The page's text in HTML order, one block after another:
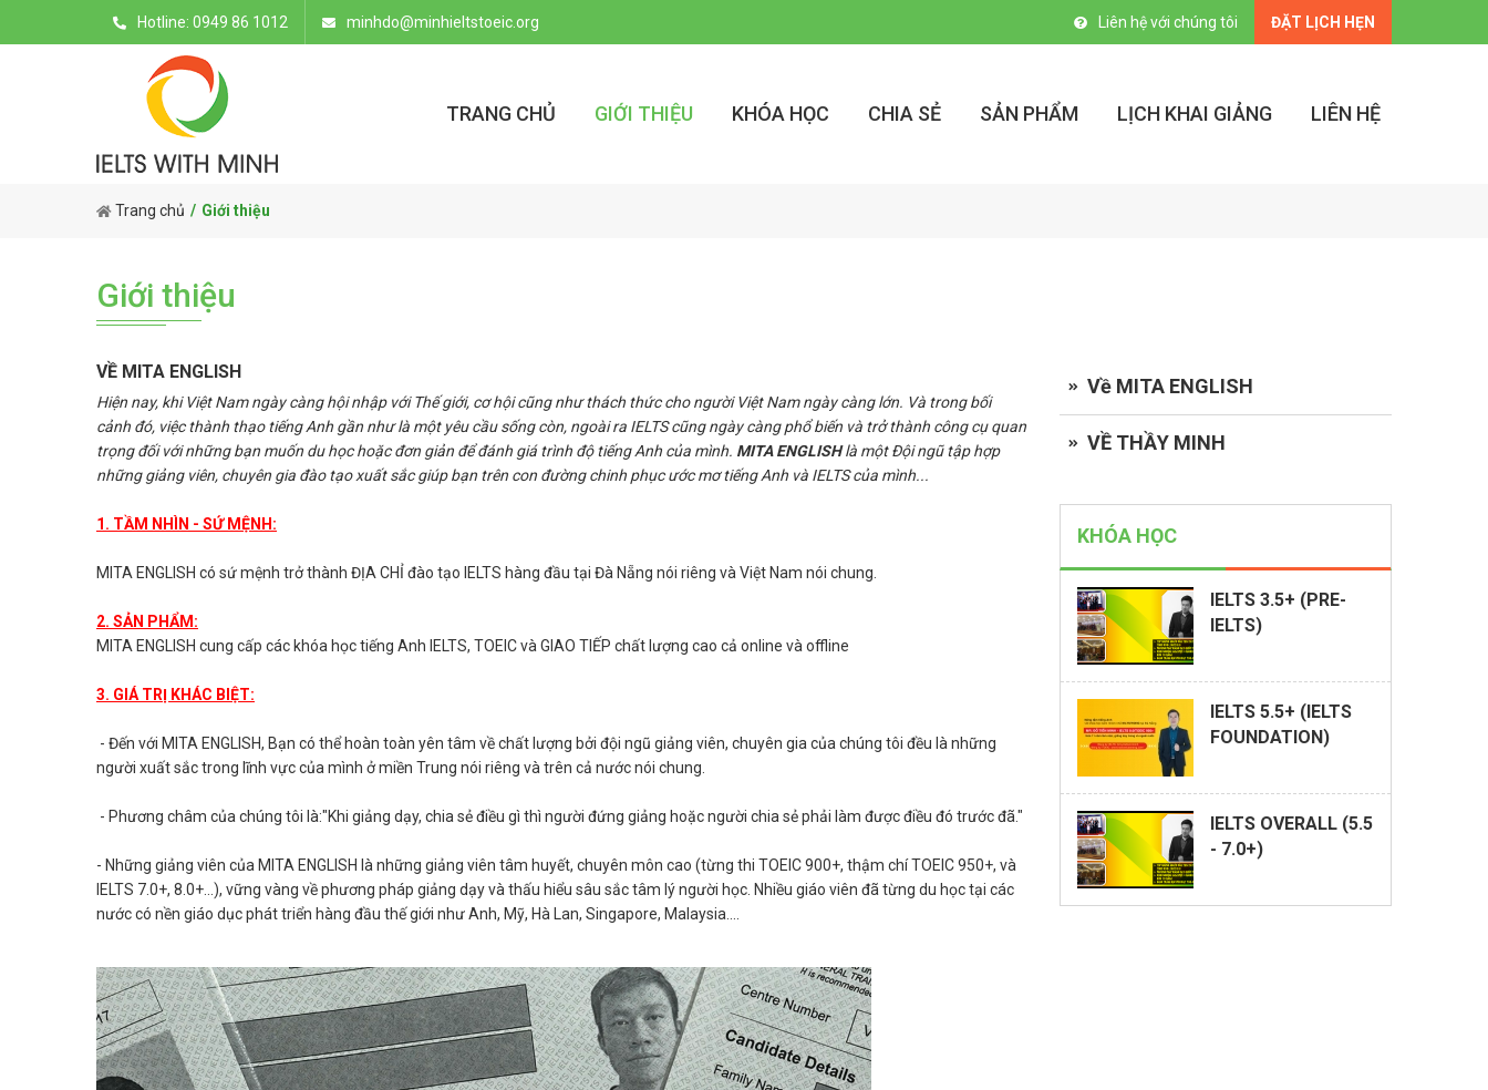
Hotline: 0949 86 1012 minhdo@minhieltstoeic.org Liên hệ với chúng tôi ĐẶT LỊCH HẸN
TRANG CHỦ GIỚI THIỆU KHÓA HỌC CHIA SẺ SẢN PHẨM LỊCH KHAI GIẢNG LIÊN HỆ
Trang chủ Giới thiệu
Giới thiệu
VỀ MITA ENGLISH
Hiện nay, khi Việt Nam ngày càng hội nhập với Thế giới, cơ hội cũng như thách thức cho người Việt Nam ngày càng lớn. Và trong bối
cảnh đó, việc thành thạo tiếng Anh gần như là một yêu cầu sống còn, ngoài ra IELTS cũng ngày càng phổ biến và trở thành công cụ quan
trọng đối với những bạn muốn du học hoặc đơn giản để đánh giá trình độ tiếng Anh của mình. MITA ENGLISHlà một Đội ngũ tập hợp
những giảng viên, chuyên gia đào tạo xuất sắc giúp bạn trên con đường chinh phục ước mơ tiếng Anh và IELTS của mình...
1. TẦM NHÌN - SỨ MỆNH:
MITA ENGLISH có sứ mệnh trở thành ĐỊA CHỈ đào tạo IELTS hàng đầu tại Đà Nẵng nói riêng và Việt Nam nói chung.
2. SẢN PHẨM:
MITA ENGLISH cung cấp các khóa học tiếng Anh IELTS, TOEIC và GIAO TIẾP chất lượng cao cả online và offline
3. GIÁ TRỊ KHÁC BIỆT:
- Đến với MITA ENGLISH, Bạn có thể hoàn toàn yên tâm về chất lượng bởi đội ngũ giảng viên, chuyên gia của chúng tôi đều là những
người xuất sắc trong lĩnh vực của mình ở miền Trung nói riêng và trên cả nước nói chung.
- Phương châm của chúng tôi là:"Khi giảng dạy, chia sẻ điều gì thì người đứng giảng hoặc người chia sẻ phải làm được điều đó trước đã."
- Những giảng viên của MITA ENGLISH là những giảng viên tâm huyết, chuyên môn cao (từng thi TOEIC 900+, thậm chí TOEIC 950+, và
IELTS 7.0+, 8.0+...), vững vàng về phương pháp giảng dạy và thấu hiểu sâu sắc tâm lý người học. Nhiều giáo viên đã từng du học tại các
nước có nền giáo dục phát triển hàng đầu thế giới như Anh, Mỹ, Hà Lan, Singapore, Malaysia....
Về MITA ENGLISH
VỀ THẦY MINH
KHÓA HỌC
IELTS 3.5+ (PRE-
IELTS)
IELTS 5.5+ (IELTS
FOUNDATION)
IELTS OVERALL (5.5
- 7.0+)